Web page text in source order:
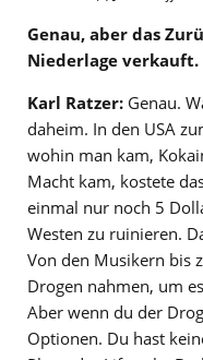
Genau, aber das
Niederlage
Karl Ratzer: Genau.
daheim. In den USA
wohin man kam,
Macht kam, kostete
einmal nur noch 5
Westen zu ruinieren.
Von den Musikern bis
Drogen nahmen, um
Aber wenn du der
Optionen. Du hast